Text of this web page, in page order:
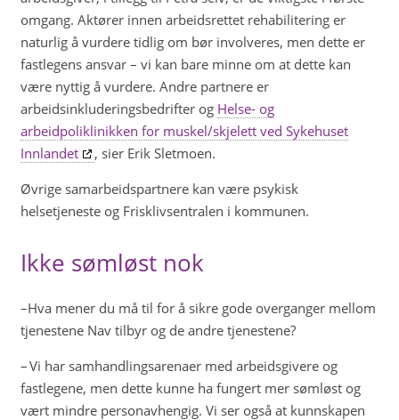
omgang. Aktører innen arbeidsrettet rehabilitering er
naturlig å vurdere tidlig om bør involveres, men dette er
fastlegens ansvar – vi kan bare minne om at dette kan
være nyttig å vurdere. Andre partnere er
arbeidsinkluderingsbedrifter og Helse- og
arbeidpoliklinikken for muskel/skjelett ved Sykehuset
Innlandet
, sier Erik Sletmoen.
Øvrige samarbeidspartnere kan være psykisk
helsetjeneste og Frisklivsentralen i kommunen.
Ikke sømløst nok
–Hva mener du må til for å sikre gode overganger mellom
tjenestene Nav tilbyr og de andre tjenestene?
– Vi har samhandlingsarenaer med arbeidsgivere og
fastlegene, men dette kunne ha fungert mer sømløst og
vært mindre personavhengig. Vi ser også at kunnskapen